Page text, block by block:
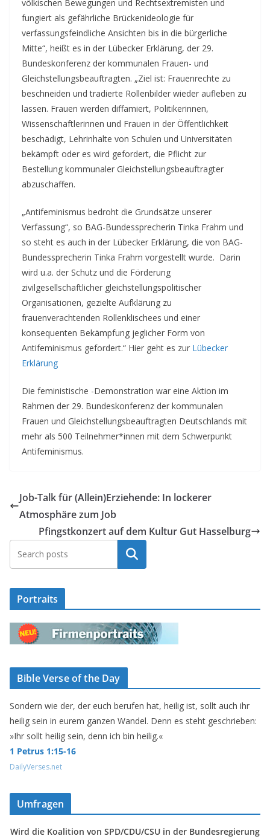
völkischen Bewegungen und Rechtsextremisten und
fungiert als gefährliche Brückenideologie für
verfassungsfeindliche Ansichten bis in die bürgerliche
Mitte“, heißt es in der Lübecker Erklärung, der 29.
Bundeskonferenz der kommunalen Frauen- und
Gleichstellungsbeauftragten. „Ziel ist: Frauenrechte zu
beschneiden und tradierte Rollenbilder wieder aufleben zu
lassen. Frauen werden diffamiert, Politikerinnen,
Wissenschaftlerinnen und Frauen in der Öffentlichkeit
beschädigt, Lehrinhalte von Schulen und Universitäten
bekämpft oder es wird gefordert, die Pflicht zur
Bestellung kommunaler Gleichstellungsbeauftragter
abzuschaffen.
„Antifeminismus bedroht die Grundsätze unserer
Verfassung“, so BAG-Bundessprecherin Tinka Frahm und
so steht es auch in der Lübecker Erklärung, die von BAG-
Bundessprecherin Tinka Frahm vorgestellt wurde. Darin
wird u.a. der Schutz und die Förderung
zivilgesellschaftlicher gleichstellungspolitischer
Organisationen, gezielte Aufklärung zu
frauenverachtenden Rollenklischees und einer
konsequenten Bekämpfung jeglicher Form von
Antifeminismus gefordert.“ Hier geht es zur Lübecker
Erklärung
Die feministische -Demonstration war eine Aktion im
Rahmen der 29. Bundeskonferenz der kommunalen
Frauen und Gleichstellungsbeauftragten Deutschlands mit
mehr als 500 Teilnehmer*innen mit dem Schwerpunkt
Antifeminismus.
Job-Talk für (Allein)Erziehende: In lockerer
Atmosphäre zum Job
Pfingstkonzert auf dem Kultur Gut Hasselburg
Suchen
Portraits
Bible Verse of the Day
Sondern wie der, der euch berufen hat, heilig ist, sollt auch ihr
heilig sein in eurem ganzen Wandel. Denn es steht geschrieben:
»Ihr sollt heilig sein, denn ich bin heilig.«
1 Petrus 1:15-16
DailyVerses.net
Umfragen
Wird die Koalition von SPD/CDU/CSU in der Bundesregierung